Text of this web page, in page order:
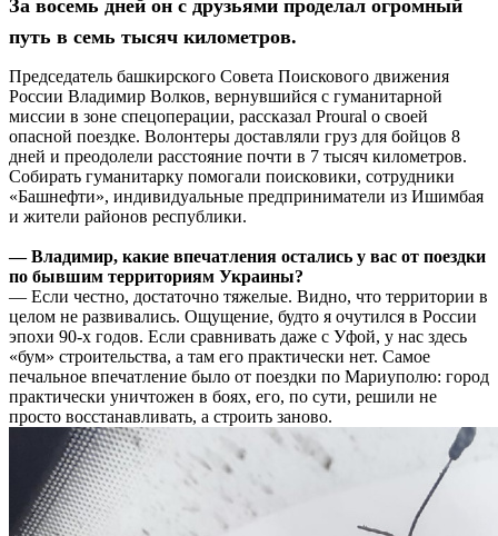
За восемь дней он с друзьями проделал огромный
путь в семь тысяч километров.
Председатель башкирского Совета Поискового движения
России Владимир Волков, вернувшийся с гуманитарной
миссии в зоне спецоперации, рассказал Proural о своей
опасной поездке. Волонтеры доставляли груз для бойцов 8
дней и преодолели расстояние почти в 7 тысяч километров.
Собирать гуманитарку помогали поисковики, сотрудники
«Башнефти», индивидуальные предприниматели из Ишимбая
и жители районов республики.
— Владимир, какие впечатления остались у вас от поездки
по бывшим территориям Украины?
— Если честно, достаточно тяжелые. Видно, что территории в
целом не развивались. Ощущение, будто я очутился в России
эпохи 90-х годов. Если сравнивать даже с Уфой, у нас здесь
«бум» строительства, а там его практически нет. Самое
печальное впечатление было от поездки по Мариуполю: город
практически уничтожен в боях, его, по сути, решили не
просто восстанавливать, а строить заново.